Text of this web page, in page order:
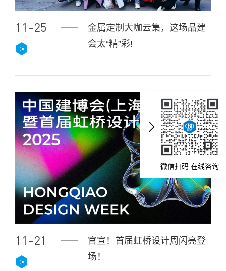
11-25
金属定制大咖云集，这场品建
会太“精”彩!
11-21
官宣！首届虹桥设计周闪亮登
场！
微信扫码 在线咨询